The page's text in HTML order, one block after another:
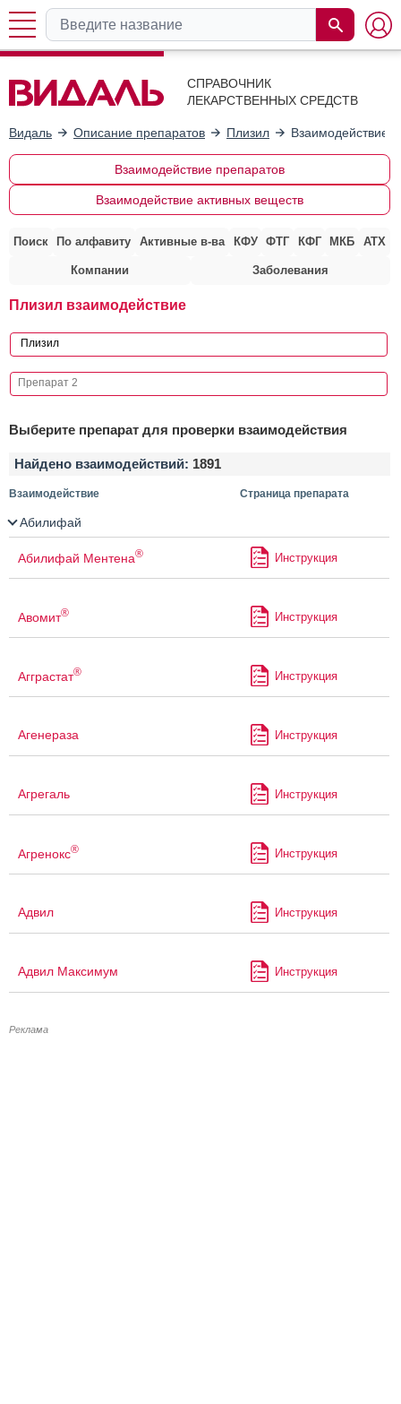
СПРАВОЧНИК
ЛЕКАРСТВЕННЫХ СРЕДСТВ
Видаль Описание препаратов Плизил Взаимодействие
Взаимодействие препаратов
Взаимодействие активных веществ
Поиск По алфавиту Активные в-ва КФУ ФТГ КФГ МКБ АТХ
Компании Заболевания
Плизил взаимодействие
Выберите препарат для проверки взаимодействия
Найдено взаимодействий: 1891
Взаимодействие Страница препарата
Абилифай
Абилифай Ментена® Инструкция
Авомит® Инструкция
Агграстат® Инструкция
Агенераза Инструкция
Агрегаль Инструкция
Агренокс® Инструкция
Адвил Инструкция
Адвил Максимум Инструкция
Реклама